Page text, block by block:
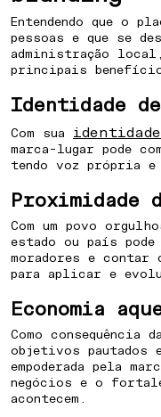
Entendendo que o
pessoas e que se
administração
principais
Identidade
Com sua
marca-lugar pode
tendo voz própria e
Proximidade
Com um povo
estado ou país
moradores e contar
para aplicar e
Economia
Como consequência
objetivos pautados
empoderada pela
negócios e o
acontecem.